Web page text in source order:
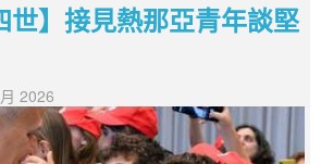
世】接見熱那亞青年談堅
2026